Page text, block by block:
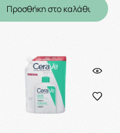
Προσθήκη στο καλάθι